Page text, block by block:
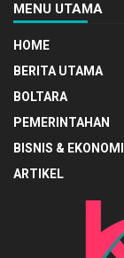
MENU UTAMA
HOME
BERITA UTAMA
BOLTARA
PEMERINTAHAN
BISNIS & EKONOMI
ARTIKEL